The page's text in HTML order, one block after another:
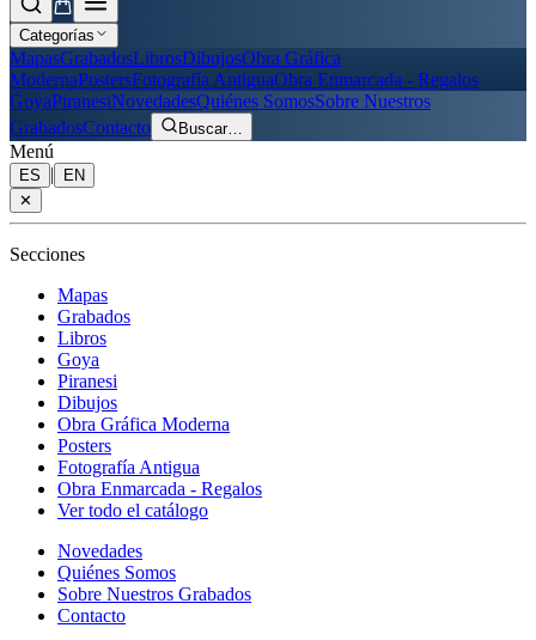
Categorías
MapasGrabadosLibrosDibujosObra Gráfica
ModernaPostersFotografía AntiguaObra Enmarcada - Regalos
GoyaPiranesiNovedadesQuiénes SomosSobre Nuestros
GrabadosContacto Buscar…
Menú
ES |
EN
✕
Secciones
Mapas
Grabados
Libros
Goya
Piranesi
Dibujos
Obra Gráfica Moderna
Posters
Fotografía Antigua
Obra Enmarcada - Regalos
Ver todo el catálogo
Novedades
Quiénes Somos
Sobre Nuestros Grabados
Contacto